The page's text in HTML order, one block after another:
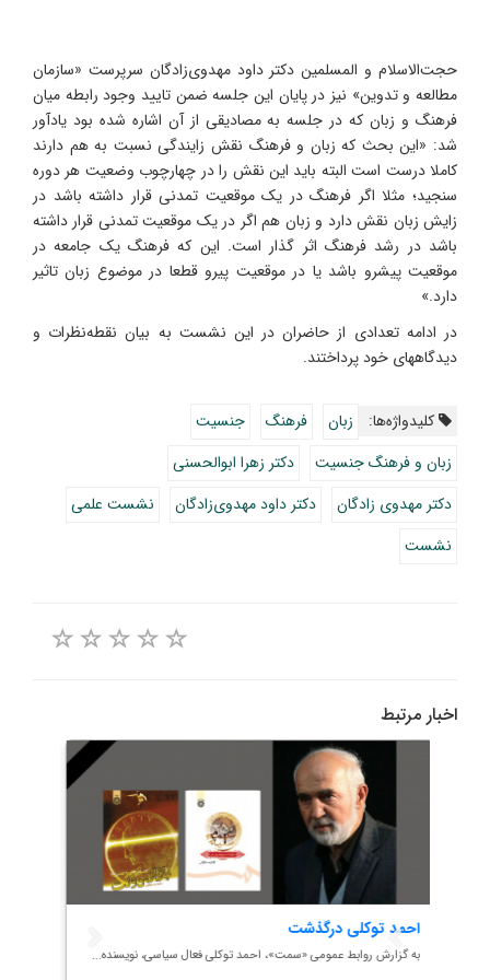
حجت‌الاسلام و المسلمین دکتر داود مهدوی‌زادگان سرپرست «سازمان
مطالعه و تدوین» نیز در پایان این جلسه ضمن تایید وجود رابطه میان
فرهنگ و زبان که در جلسه به مصادیقی از آن اشاره شده بود یادآور
شد: «این بحث که زبان و فرهنگ نقش زایندگی نسبت به هم دارند
کاملا درست است البته باید این نقش را در چهارچوب وضعیت هر دوره
سنجید؛ مثلا اگر فرهنگ در یک موقعیت تمدنی قرار داشته باشد در
زایش زبان نقش دارد و زبان هم اگر در یک موقعیت تمدنی قرار داشته
باشد در رشد فرهنگ اثر گذار است. این که فرهنگ یک جامعه در
موقعیت پیشرو باشد یا در موقعیت پیرو قطعا در موضوع زبان تاثیر
دارد.»
در ادامه تعدادی از حاضران در این نشست به بیان نقطه‌نظرات و
دیدگاههای خود پرداختند.
کلیدواژه‌ها: زبان فرهنگ
جنسیت
زبان و فرهنگ جنسیت
دکتر زهرا ابوالحسنی
دکتر مهدوی زادگان
دکتر داود مهدوی‌زادگان
نشست علمی
نشست
اخبار مرتبط
احمد توکلی درگذشت
به گزارش روابط عمومی «سمت»، احمد توکلی فعال سیاسی، نویسنده...